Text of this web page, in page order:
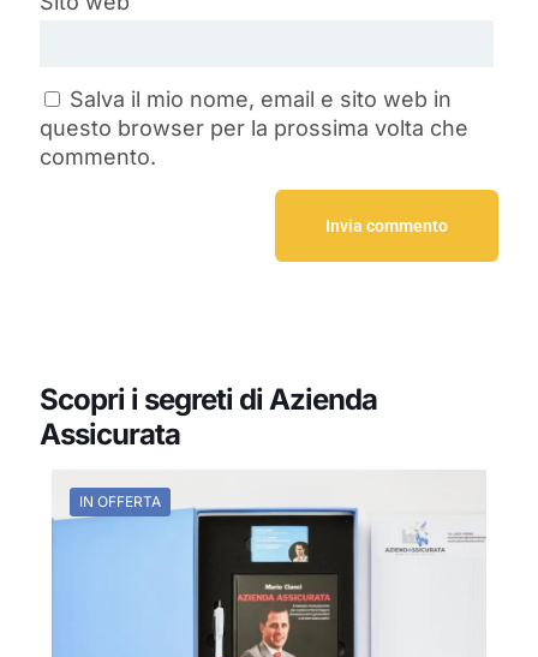
Salva il mio nome, email e sito web in
questo browser per la prossima volta che
commento.
Scopri i segreti di Azienda
Assicurata
IN OFFERTA